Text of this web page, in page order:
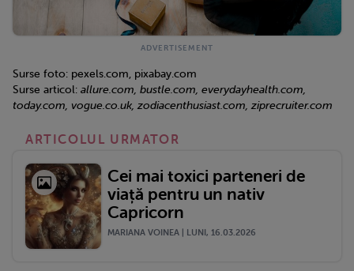
Surse foto: pexels.com, pixabay.com
Surse articol: allure.com, bustle.com, everydayhealth.com,
today.com, vogue.co.uk, zodiacenthusiast.com, ziprecruiter.com
ARTICOLUL URMATOR
Cei mai toxici parteneri de
viață pentru un nativ
Capricorn
MARIANA VOINEA | LUNI, 16.03.2026